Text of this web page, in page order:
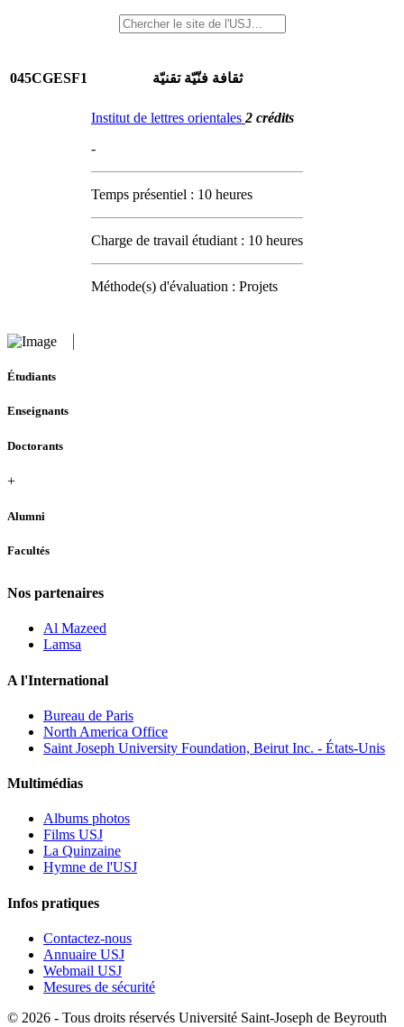
045CGESF1 ثقافة فنّيّة تقنيّة
Institut de lettres orientales 2 crédits
-
Temps présentiel : 10 heures
Charge de travail étudiant : 10 heures
Méthode(s) d'évaluation : Projets
Étudiants
Enseignants
Doctorants
+
Alumni
Facultés
Nos partenaires
Al Mazeed
Lamsa
A l'International
Bureau de Paris
North America Office
Saint Joseph University Foundation, Beirut Inc. - États-Unis
Multimédias
Albums photos
Films USJ
La Quinzaine
Hymne de l'USJ
Infos pratiques
Contactez-nous
Annuaire USJ
Webmail USJ
Mesures de sécurité
© 2026 - Tous droits réservés Université Saint-Joseph de Beyrouth